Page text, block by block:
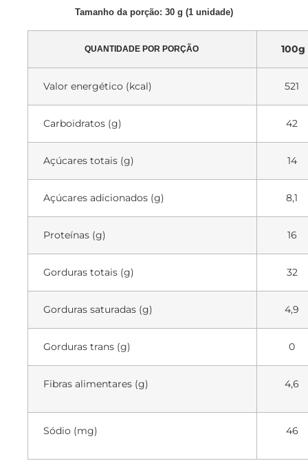
Tamanho da porção: 30 g (1 unidade)
QUANTIDADE POR PORÇÃO 100g
Valor energético (kcal) 521
Carboidratos (g) 42
Açúcares totais (g) 14
Açúcares adicionados (g) 8,1
Proteínas (g) 16
Gorduras totais (g) 32
Gorduras saturadas (g) 4,9
Gorduras trans (g) 0
Fibras alimentares (g) 4,6
Sódio (mg) 46